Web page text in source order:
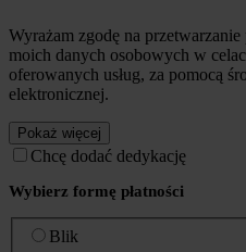
Wyrażam zgodę na
moich danych osobowych w
oferowanych usług, za pomocą
elektronicznej.
Pokaż więcej
Chcę dodać dedykację
Wybierz formę płatności
Blik